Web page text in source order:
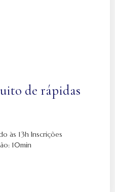
de rápidas
às 13h Inscrições
10min